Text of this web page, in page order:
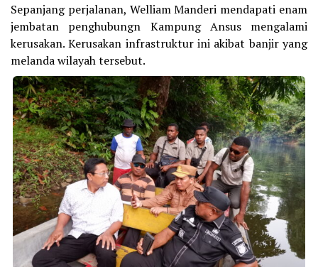
Sepanjang perjalanan, Welliam Manderi mendapati enam
jembatan penghubungn Kampung Ansus mengalami
kerusakan. Kerusakan infrastruktur ini akibat banjir yang
melanda wilayah tersebut.